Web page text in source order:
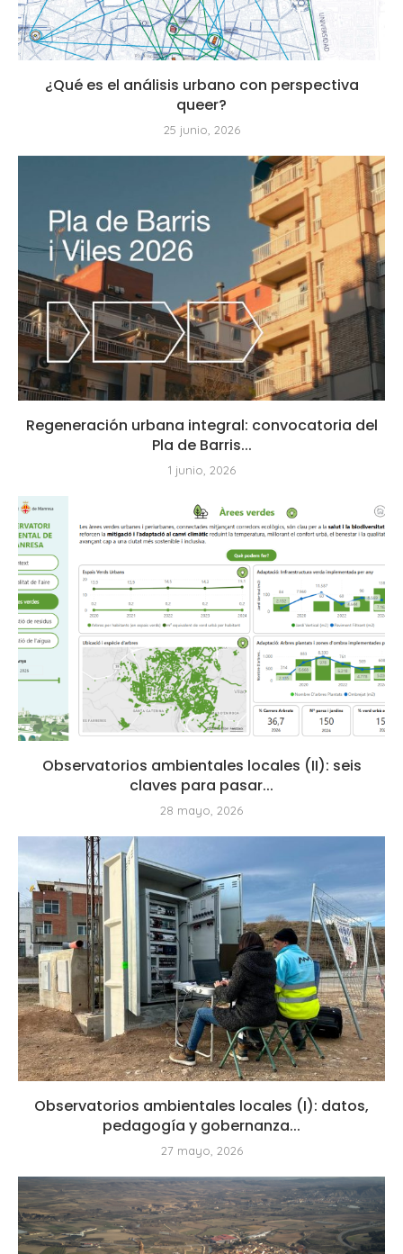
¿Qué es el análisis urbano con perspectiva
queer?
25 junio, 2026
Regeneración urbana integral: convocatoria del
Pla de Barris...
1 junio, 2026
Observatorios ambientales locales (II): seis
claves para pasar...
28 mayo, 2026
Observatorios ambientales locales (I): datos,
pedagogía y gobernanza...
27 mayo, 2026